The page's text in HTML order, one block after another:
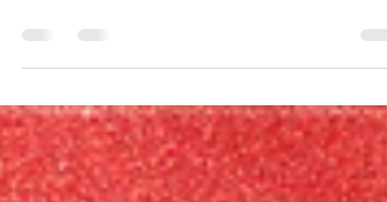
parajes donde lo mismo puede ser
detectado lo-fi, indietrónica,...